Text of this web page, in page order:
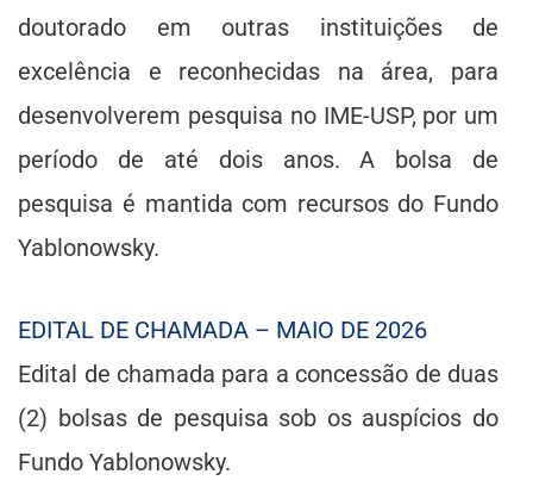
doutorado em outras instituições de
excelência e reconhecidas na área, para
desenvolverem pesquisa no IME-USP, por um
período de até dois anos. A bolsa de
pesquisa é mantida com recursos do Fundo
Yablonowsky.
EDITAL DE CHAMADA – MAIO DE 2026
Edital de chamada para a concessão de duas
(2) bolsas de pesquisa sob os auspícios do
Fundo Yablonowsky.